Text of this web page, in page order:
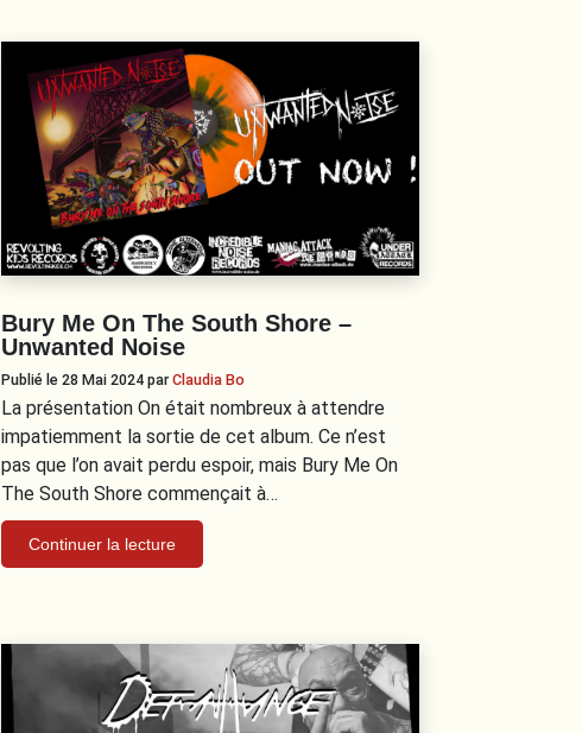
Bury Me On The South Shore –
Unwanted Noise
Publié le 28 Mai 2024parClaudia Bo
La présentation On était nombreux à attendre
impatiemment la sortie de cet album. Ce n’est
pas que l’on avait perdu espoir, mais Bury Me On
The South Shore commençait à…
Continuer la lecture